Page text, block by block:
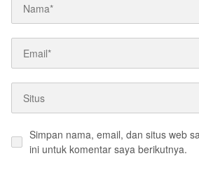
Simpan nama, email, dan situs web
ini untuk komentar saya berikutnya.